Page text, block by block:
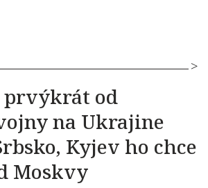
prvýkrát od
na Ukrajine
Kyjev ho chce
Moskvy